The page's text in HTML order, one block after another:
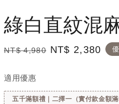
綠白直紋混
Regular
NT$ 4,980 Sale
NT$ 2,380
適用優惠
五千滿額禮｜二擇一（實付款金額滿